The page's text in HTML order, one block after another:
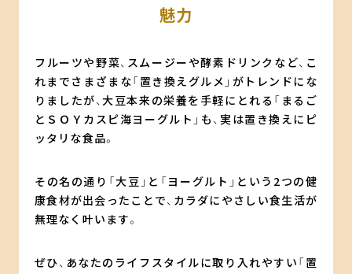
魅力
フルーツや野菜、スムージーや酵素ドリンクなど、こ
れまでさまざまな「置き換えグルメ」がトレンドにな
りましたが、大豆本来の栄養を手軽にとれる「まるご
とＳＯＹカスピ海ヨーグルト」も、実は置き換えにピ
ッタリな食品。
その名の通り「大豆」と「ヨーグルト」という2つの健
康食材が出会ったことで、カラダにやさしい食生活が
無理なく叶います。
ぜひ、あなたのライフスタイルに取り入れやすい「置